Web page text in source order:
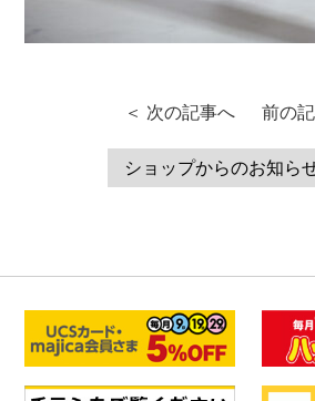
＜ 次の記事へ 前の
ショップからのお知ら